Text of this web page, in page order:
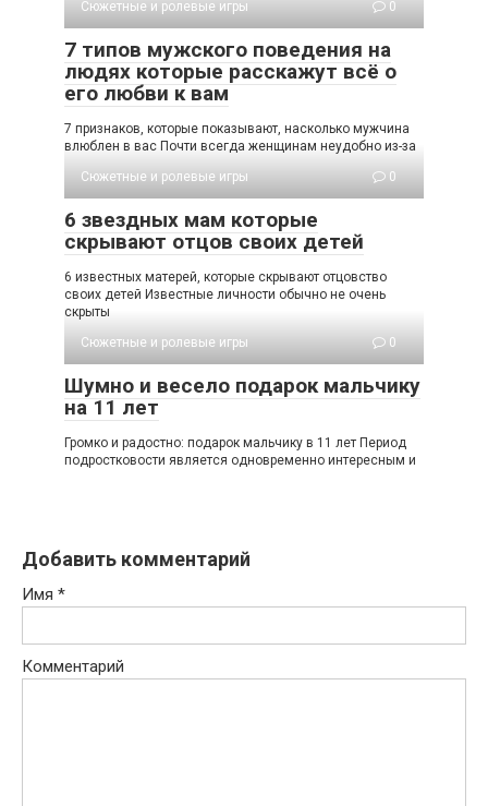
Сюжетные и ролевые игры
0
7 типов мужского поведения на
людях которые расскажут всё о
его любви к вам
7 признаков, которые показывают, насколько мужчина
влюблен в вас Почти всегда женщинам неудобно из-за
Сюжетные и ролевые игры
0
6 звездных мам которые
скрывают отцов своих детей
6 известных матерей, которые скрывают отцовство
своих детей Известные личности обычно не очень
скрыты
Сюжетные и ролевые игры
0
Шумно и весело подарок мальчику
на 11 лет
Громко и радостно: подарок мальчику в 11 лет Период
подростковости является одновременно интересным и
Добавить комментарий
Имя *
Комментарий